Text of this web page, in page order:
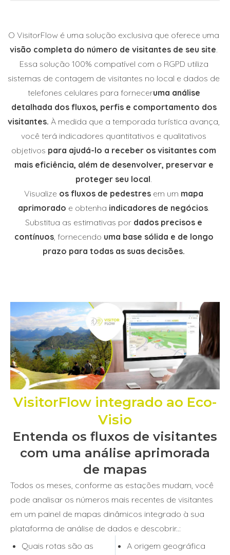
O VisitorFlow é uma solução exclusiva que oferece uma
visão completa do número de visitantes de seu site.
Essa solução 100% compatível com o RGPD utiliza
sistemas de contagem de visitantes no local e dados de
telefones celulares para forneceruma análise
detalhada dos fluxos, perfis e comportamento dos
visitantes. À medida que a temporada turística avança,
você terá indicadores quantitativos e qualitativos
objetivos para ajudá-lo a receber os visitantes com
mais eficiência, além de desenvolver, preservar e
proteger seu local.
Visualize os fluxos de pedestres em um mapa
aprimorado e obtenha indicadores de negócios.
Substitua as estimativas por dados precisos e
contínuos, fornecendo uma base sólida e de longo
prazo para todas as suas decisões.
VisitorFlow integrado ao Eco-
Visio
Entenda os fluxos de visitantes
com uma análise aprimorada
de mapas
Todos os meses, conforme as estações mudam, você
pode analisar os números mais recentes de visitantes
em um painel de mapas dinâmicos integrado à sua
plataforma de análise de dados e descobrir..:
Quais rotas são as
A origem geográfica